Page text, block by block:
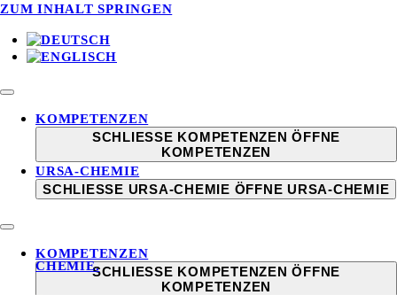
ZUM INHALT SPRINGEN
KOMPETENZEN
SCHLIESSE KOMPETENZEN
ÖFFNE
KOMPETENZEN
CHEMIE.
URSA-CHEMIE
SCHLIESSE URSA-CHEMIE ÖFFNE URSA-CHEMIE
KOMPETENZEN
SCHLIESSE KOMPETENZEN
ÖFFNE
KOMPETENZEN